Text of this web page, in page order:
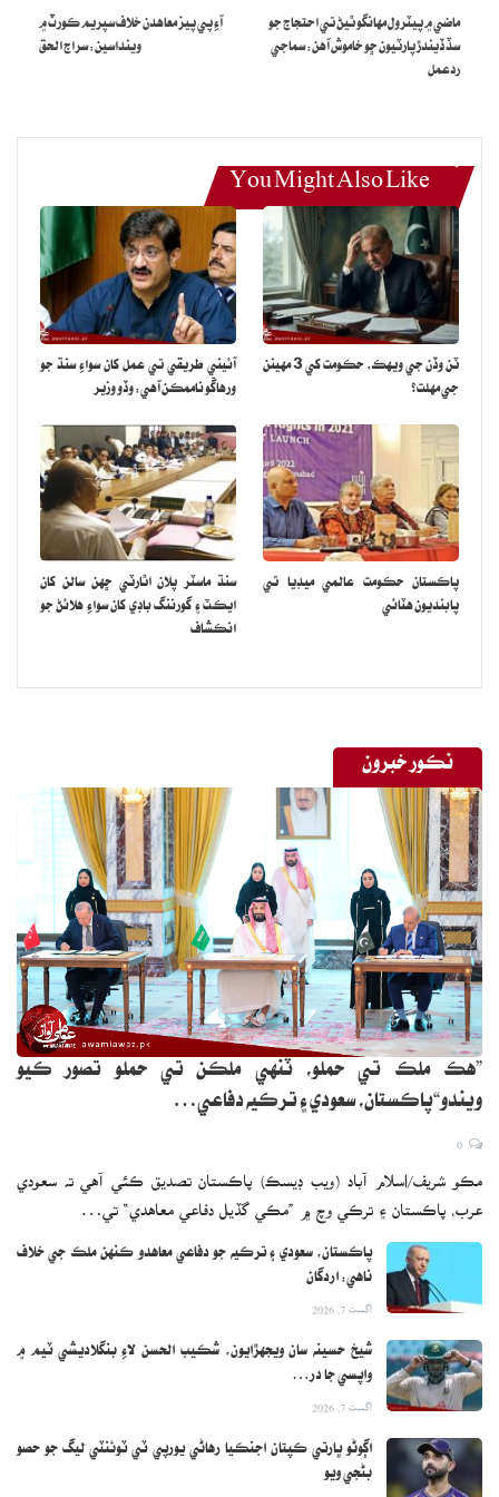
ماضي ۾ پيٽرول مهانگو ٿيڻ تي احتجاج جو
سڏ ڏيندڙ پارٽيون ڇو خاموش آهن: سماجي
ردعمل
آءِ پي پيز معاهدن خلاف سپريم ڪورٽ ۾
وينداسين: سراج الحق
You Might Also Like
ٽن وڏن جي ويهڪ، حڪومت کي 3 مهينن
جي مهلت؟
آئيني طريقي تي عمل کان سواءِ سنڌ جو
ورهاڱو ناممڪن آهي: وڏو وزير
پاڪستان حڪومت عالمي ميڊيا تي
پابنديون هٽائي
سنڌ ماسٽر پلان اٿارٽي ڇهن سالن کان
ايڪٽ ۽ گورننگ باڊي کان سواءِ هلائڻ جو
انڪشاف
نڪور خبرون
”هڪ ملڪ تي حملو، ٽنهي ملڪن تي حملو تصور ڪيو
ويندو“پاڪستان، سعودي ۽ ترڪيه دفاعي…
مڪو شريف/اسلام آباد (ويب ڊيسڪ) پاڪستان تصديق ڪئي آهي ته سعودي
عرب، پاڪستان ۽ ترڪي وچ ۾ ”مڪي گڏيل دفاعي معاهدي“ تي…
پاڪستان، سعودي ۽ ترڪيه جو دفاعي معاهدو ڪنهن ملڪ جي خلاف
ناهي: اردگان
اگست 7, 2026
شيخ حسينه سان ويجهڙايون، شڪيب الحسن لاءِ بنگلاديشي ٽيم ۾
واپسي جا در…
اگست 7, 2026
اڳوڻو ڀارتي ڪپتان اجنڪيا رهاڻي يورپي ٽي ٽوئنٽي ليگ جو حصو
بڻجي ويو